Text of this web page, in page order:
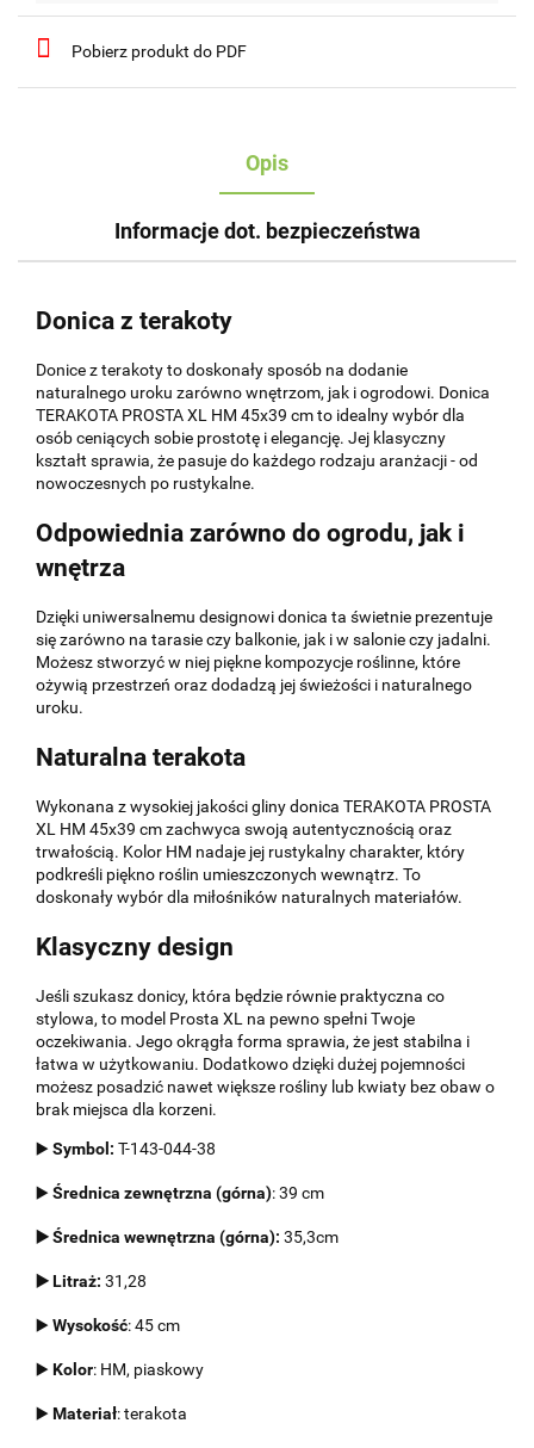
Pobierz produkt do PDF
Opis
Informacje dot. bezpieczeństwa
Donica z terakoty
Donice z terakoty to doskonały sposób na dodanie
naturalnego uroku zarówno wnętrzom, jak i ogrodowi. Donica
TERAKOTA PROSTA XL HM 45x39 cm to idealny wybór dla
osób ceniących sobie prostotę i elegancję. Jej klasyczny
kształt sprawia, że pasuje do każdego rodzaju aranżacji - od
nowoczesnych po rustykalne.
Odpowiednia zarówno do ogrodu, jak i
wnętrza
Dzięki uniwersalnemu designowi donica ta świetnie prezentuje
się zarówno na tarasie czy balkonie, jak i w salonie czy jadalni.
Możesz stworzyć w niej piękne kompozycje roślinne, które
ożywią przestrzeń oraz dodadzą jej świeżości i naturalnego
uroku.
Naturalna terakota
Wykonana z wysokiej jakości gliny donica TERAKOTA PROSTA
XL HM 45x39 cm zachwyca swoją autentycznością oraz
trwałością. Kolor HM nadaje jej rustykalny charakter, który
podkreśli piękno roślin umieszczonych wewnątrz. To
doskonały wybór dla miłośników naturalnych materiałów.
Klasyczny design
Jeśli szukasz donicy, która będzie równie praktyczna co
stylowa, to model Prosta XL na pewno spełni Twoje
oczekiwania. Jego okrągła forma sprawia, że jest stabilna i
łatwa w użytkowaniu. Dodatkowo dzięki dużej pojemności
możesz posadzić nawet większe rośliny lub kwiaty bez obaw o
brak miejsca dla korzeni.
▶️Symbol: T-143-044-38
▶️Średnica zewnętrzna (górna): 39 cm
▶️ Średnica wewnętrzna (górna): 35,3cm
▶️ Litraż: 31,28
▶️Wysokość: 45 cm
▶️Kolor: HM, piaskowy
▶️Materiał: terakota